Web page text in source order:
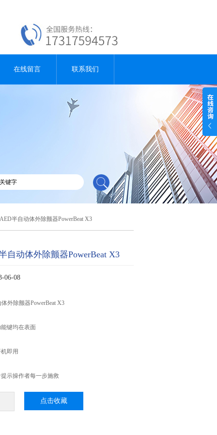
在线留言 联系我们
半自动体外除颤器PowerBeat X3
自动体外除颤器PowerBeat X3
06-08
外除颤器PowerBeat X3
键均在表面
即用
示操作者每一步施救
点击收藏